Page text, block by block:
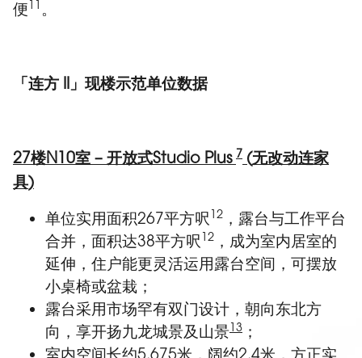
便11 。
「连方 II 」现楼示范单位数据
27楼N10室 – 开放式Studio Plus 7 (无改动连家
具)
单位实用面积267平方呎 12 ，露台与工作平台
合并，面积达38平方呎 12 ，成为室内居室的
延伸，住户能更灵活运用露台空间，可摆放
小桌椅或盆栽；
露台采用市场罕有双门设计，朝向东北方
向，享开扬九龙城景及山景13 ；
室内空间长约5.675米，阔约2.4米，方正实